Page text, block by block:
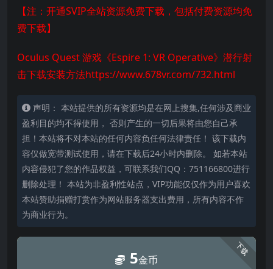
【注：开通SVIP全站资源免费下载，包括付费资源均免
费下载】
Oculus Quest 游戏《Espire 1: VR Operative》潜行射
击下载安装方法https://www.678vr.com/732.html
声明： 本站提供的所有资源均是在网上搜集,任何涉及商业
盈利目的均不得使用， 否则产生的一切后果将由您自己承
担！本站将不对本站的任何内容负任何法律责任！ 该下载内
容仅做宽带测试使用，请在下载后24小时内删除。 如若本站
内容侵犯了您的作品权益，可联系我们QQ：751166800进行
删除处理！ 本站为非盈利性站点，VIP功能仅仅作为用户喜欢
本站赞助捐赠打赏作为网站服务器支出费用，所有内容不作
为商业行为。
下载
5金币